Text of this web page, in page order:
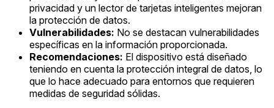
privacidad y un lector de tarjetas inteligentes mejoran
la protección de datos.
Vulnerabilidades: No se destacan vulnerabilidades
específicas en la información proporcionada.
Recomendaciones: El dispositivo está diseñado
teniendo en cuenta la protección integral de datos, lo
que lo hace adecuado para entornos que requieren
medidas de seguridad sólidas.